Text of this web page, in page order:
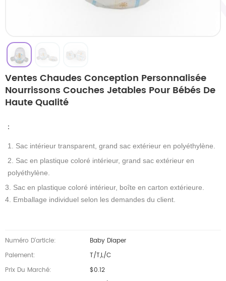
Ventes Chaudes Conception Personnalisée
Nourrissons Couches Jetables Pour Bébés De
Haute Qualité
：
1. Sac intérieur transparent, grand sac extérieur en polyéthylène.
2. Sac en plastique coloré intérieur, grand sac extérieur en
polyéthylène.
3. Sac en plastique coloré intérieur, boîte en carton extérieure.
4. Emballage individuel selon les demandes du client.
Numéro D'article:
Baby Diaper
Paiement:
T/T,L/C
Prix Du Marché:
$0.12